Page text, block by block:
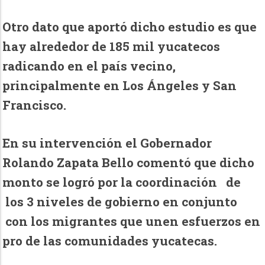
Otro dato que aportó dicho estudio es que
hay alrededor de 185 mil yucatecos
radicando en el país vecino,
principalmente en Los Ángeles y San
Francisco.
En su intervención el Gobernador
Rolando Zapata Bello comentó que dicho
monto se logró por la coordinación de
los 3 niveles de gobierno en conjunto
con los migrantes que unen esfuerzos en
pro de las comunidades yucatecas.